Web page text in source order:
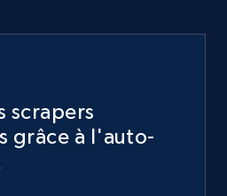
scrapers
grâce à l'auto-